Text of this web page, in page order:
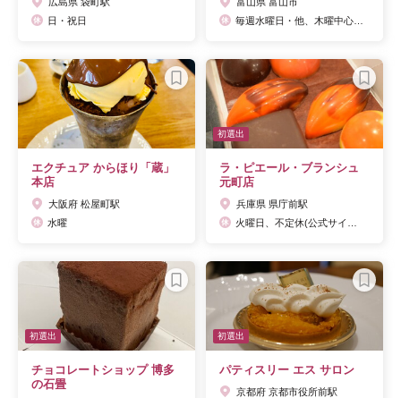
日・祝日
エクチュア からほり「蔵」
本店
大阪府 松屋町駅
水曜
初選出
ラ・ピエール・ブランシュ
元町店
兵庫県 県庁前駅
初選出
チョコレートショップ 博多
の石畳
初選出
パティスリー エス サロン
京都府 京都市役所前駅